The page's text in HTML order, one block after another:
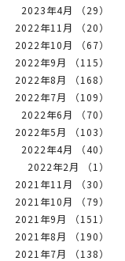
2023年4月 （29）
2022年11月 （20）
2022年10月 （67）
2022年9月 （115）
2022年8月 （168）
2022年7月 （109）
2022年6月 （70）
2022年5月 （103）
2022年4月 （40）
2022年2月 （1）
2021年11月 （30）
2021年10月 （79）
2021年9月 （151）
2021年8月 （190）
2021年7月 （138）